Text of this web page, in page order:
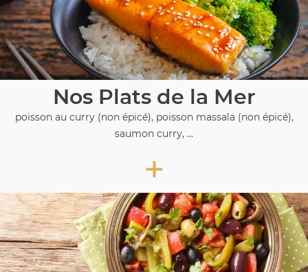
Nos Plats de la Mer
poisson au curry (non épicé), poisson massala (non épicé),
saumon curry, ...
+